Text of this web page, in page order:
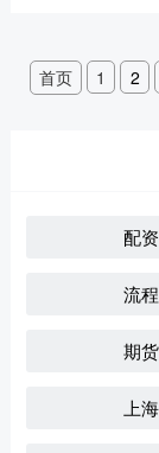
首页 1 2
配资
流程
期货
上海